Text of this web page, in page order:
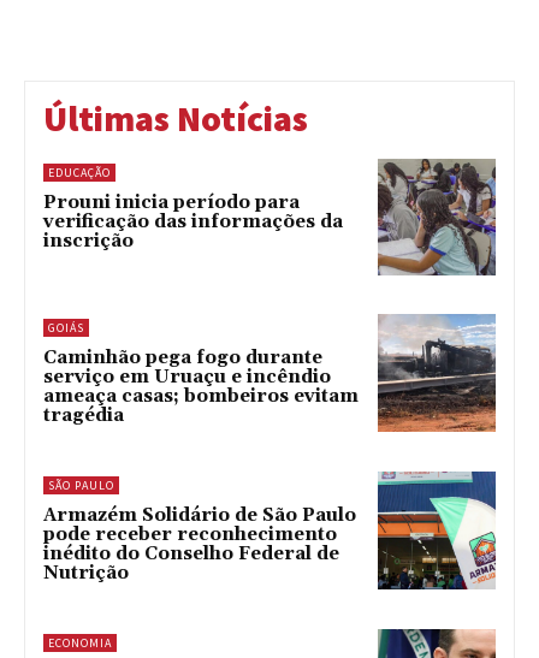
Últimas Notícias
EDUCAÇÃO
Prouni inicia período para
verificação das informações da
inscrição
GOIÁS
Caminhão pega fogo durante
serviço em Uruaçu e incêndio
ameaça casas; bombeiros evitam
tragédia
SÃO PAULO
Armazém Solidário de São Paulo
pode receber reconhecimento
inédito do Conselho Federal de
Nutrição
ECONOMIA